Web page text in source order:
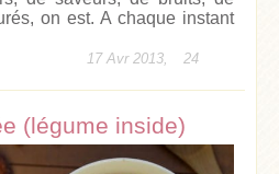
on est. A chaque instant
17 Avr 2013, 24
(légume inside)